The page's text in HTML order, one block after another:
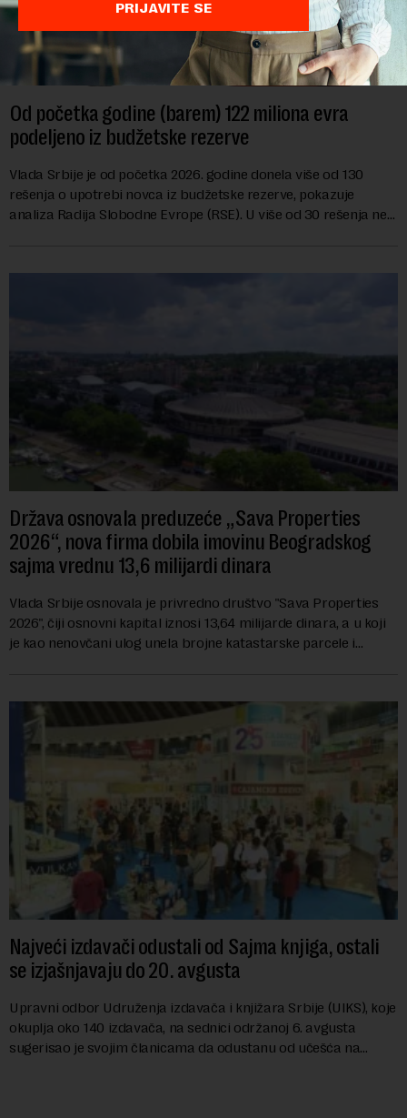
Od početka godine (barem) 122 miliona evra
podeljeno iz budžetske rezerve
Vlada Srbije je od početka 2026. godine donela više od 130
rešenja o upotrebi novca iz budžetske rezerve, pokazuje
analiza Radija Slobodne Evrope (RSE). U više od 30 rešenja ne
Država osnovala preduzeće „Sava Properties
2026“, nova firma dobila imovinu Beogradskog
sajma vrednu 13,6 milijardi dinara
Vlada Srbije osnovala je privredno društvo "Sava Properties
2026", čiji osnovni kapital iznosi 13,64 milijarde dinara, a u koji
je kao nenovčani ulog unela brojne katastarske parcele i
Najveći izdavači odustali od Sajma knjiga, ostali
se izjašnjavaju do 20. avgusta
Upravni odbor Udruženja izdavača i knjižara Srbije (UIKS), koje
okuplja oko 140 izdavača, na sednici održanoj 6. avgusta
sugerisao je svojim članicama da odustanu od učešća na
PRIJAVITE SE